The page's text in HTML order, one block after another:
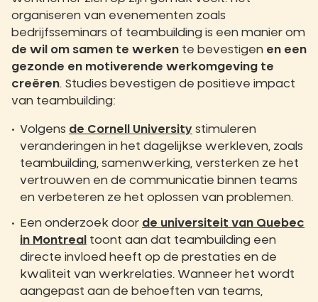
organiseren van evenementen zoals
bedrijfsseminars of teambuilding is een manier om
de wil om samen te werken te bevestigen en een
gezonde en motiverende werkomgeving te
creëren. Studies bevestigen de positieve impact
van teambuilding:
Volgens de Cornell University stimuleren
veranderingen in het dagelijkse werkleven, zoals
teambuilding, samenwerking, versterken ze het
vertrouwen en de communicatie binnen teams
en verbeteren ze het oplossen van problemen.
Een onderzoek door de universiteit van Quebec
in Montreal toont aan dat teambuilding een
directe invloed heeft op de prestaties en de
kwaliteit van werkrelaties. Wanneer het wordt
aangepast aan de behoeften van teams,